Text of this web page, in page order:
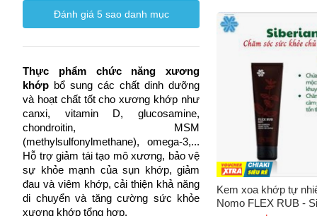
Go Healthy
Himena
Việt Nam (2)
Global Pharma (2)
Childlife (1)
Vitabiotics (16)
Mivolis (8)
Vitatree
Hoa Kỳ (3)
Indonesia (3)
Hàn Quốc (2)
Brazil (2)
Việt Nam (2)
Cộng hòa Séc (1)
Thái Lan (1)
Đắk Lắk
Ninh Bình (3)
Tây Ninh (3)
Hà Tĩnh (2)
Thái Bình (2)
Tuyên Quang (2)
Vĩnh Phúc
Đánh giá 5sao danh mục
Thực phẩm chức năng xương
khớp bổ sung các chất dinh dưỡng
và hoạt chất tốt cho xương khớp như
canxi, vitamin D, glucosamine,
chondroitin, MSM
(methylsulfonylmethane), omega-3,...
Hỗ trợ giảm tái tạo mô xương, bảo vệ
sự khỏe mạnh của sụn khớp, giảm
đau và viêm khớp, cải thiện khả năng
di chuyển và tăng cường sức khỏe
xương khớp tổng hợp.
Kem xoa khớp tự
Nomo FLEX RUB -